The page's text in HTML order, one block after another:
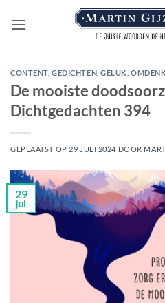
naar
CONTENT,GEDICHTEN ,GELUK ,
De mooiste
Dichtgedachten 394
GEPLAATST OP 29 JULI 2024 DOOR
29
jul